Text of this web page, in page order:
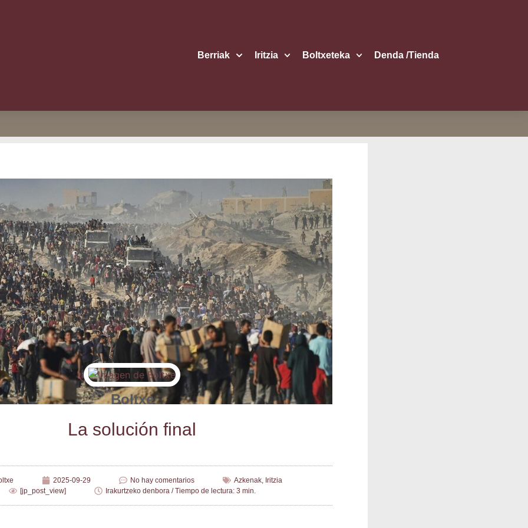
Berriak Iritzia Boltxe­te­ka Den­da /​Tien­da
Boltxe
La solu­ción final
2025-09-29 No hay comentarios Azkenak, Iritzia
[jp_post_view]
Irakurtzeko denbora / Tiempo de lectura: 3 min.